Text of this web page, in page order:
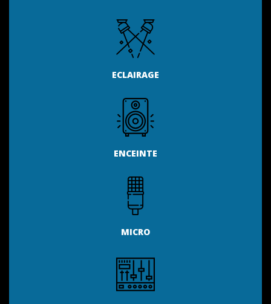
ECLAIRAGE
ENCEINTE
MICRO